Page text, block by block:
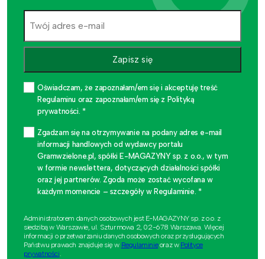
Zapisz się
Oświadczam, że zapoznałam/em się i akceptuję treść
Regulaminu oraz zapoznałam/em się z Polityką
prywatności. *
Zgadzam się na otrzymywanie na podany adres e-mail
informacji handlowych od wydawcy portalu
Gramwzielone.pl, spółki E-MAGAZYNY sp. z o.o., w tym
w formie newslettera, dotyczących działalności spółki
oraz jej partnerów. Zgoda może zostać wycofana w
każdym momencie – szczegóły w Regulaminie. *
Administratorem danych osobowych jest E-MAGAZYNY sp. z o.o. z
siedzibą w Warszawie, ul. Szturmowa 2, 02-678 Warszawa. Więcej
informacji o przetwarzaniu danych osobowych oraz przysługujących
Państwu prawach znajduje się w Regulaminieoraz w Polityce
prywatności.